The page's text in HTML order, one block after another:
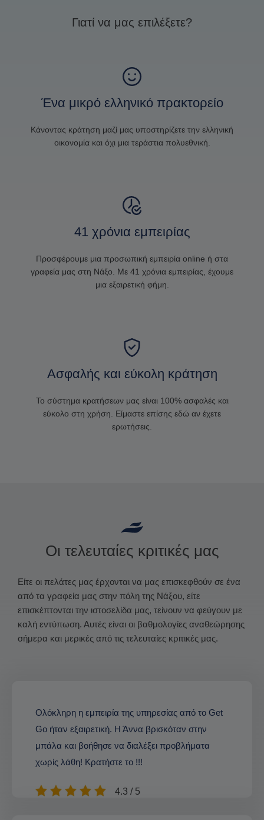
Γιατί να μας επιλέξετε?
Ένα μικρό ελληνικό πρακτορείο
Κάνοντας κράτηση μαζί μας υποστηρίζετε την ελληνική
οικονομία και όχι μια τεράστια πολυεθνική.
41 χρόνια εμπειρίας
Προσφέρουμε μια προσωπική εμπειρία online ή στα
γραφεία μας στη Νάξο. Με 41 χρόνια εμπειρίας, έχουμε
μια εξαιρετική φήμη.
Ασφαλής και εύκολη κράτηση
Το σύστημα κρατήσεων μας είναι 100% ασφαλές και
εύκολο στη χρήση. Είμαστε επίσης εδώ αν έχετε
ερωτήσεις.
Οι τελευταίες κριτικές μας
Είτε οι πελάτες μας έρχονται να μας επισκεφθούν σε ένα
από τα γραφεία μας στην πόλη της Νάξου, είτε
επισκέπτονται την ιστοσελίδα μας, τείνουν να φεύγουν με
καλή εντύπωση. Αυτές είναι οι βαθμολογίες αναθεώρησης
σήμερα και μερικές από τις τελευταίες κριτικές μας.
Ολόκληρη η εμπειρία της υπηρεσίας από το Get
Go ήταν εξαιρετική. Η Άννα βρισκόταν στην
μπάλα και βοήθησε να διαλέξει προβλήματα
χωρίς λάθη! Κρατήστε το !!!
4.3 / 5